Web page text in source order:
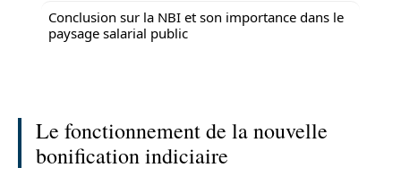
Conclusion sur la NBI et son importance dans le
paysage salarial public
Le fonctionnement de la nouvelle
bonification indiciaire